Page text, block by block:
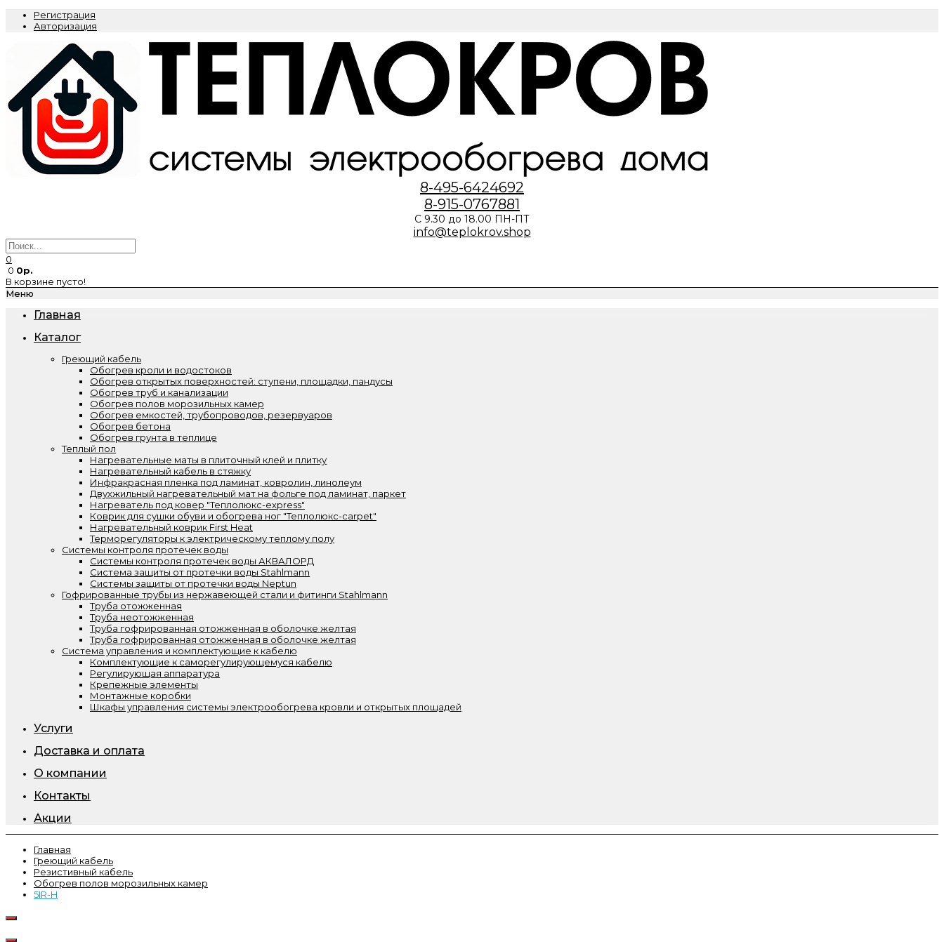
Регистрация
Авторизация
8-495-6424692
8-915-0767881
С 9.30 до 18.00 ПН-ПТ
info@teplokrov.shop
0
0 0р.
В корзине пусто!
Меню
Главная
Каталог
Греющий кабель
Обогрев кроли и водостоков
Обогрев открытых поверхностей: ступени, площадки, пандусы
Обогрев труб и канализации
Обогрев полов морозильных камер
Обогрев емкостей, трубопроводов, резервуаров
Обогрев бетона
Обогрев грунта в теплице
Теплый пол
Нагревательные маты в плиточный клей и плитку
Нагревательный кабель в стяжку
Инфракрасная пленка под ламинат, ковролин, линолеум
Двухжильный нагревательный мат на фольге под ламинат, паркет
Нагреватель под ковер "Теплолюкс-express"
Коврик для сушки обуви и обогрева ног "Теплолюкс-carpet"
Нагревательный коврик First Heat
Терморегуляторы к электрическому теплому полу
Системы контроля протечек воды
Системы контроля протечек воды АКВАЛОРД
Система защиты от протечки воды Stahlmann
Системы защиты от протечки воды Neptun
Гофрированные трубы из нержавеющей стали и фитинги Stahlmann
Труба отожженная
Труба неотожженная
Труба гофрированная отожженная в оболочке желтая
Труба гофрированная отожженная в оболочке желтая
Система управления и комплектующие к кабелю
Комплектующие к саморегулирующемуся кабелю
Регулирующая аппаратура
Крепежные элементы
Монтажные коробки
Шкафы управления системы электрообогрева кровли и открытых площадей
Услуги
Доставка и оплата
О компании
Контакты
Акции
Главная
Греющий кабель
Резистивный кабель
Обогрев полов морозильных камер
5IR-H